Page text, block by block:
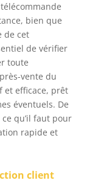
efficaces
GRANDE
MESURE 】 -
le
la
du
rotatif
m de
Il peut être
verticale
un plan
et un fil à
plan vertical
bien que
de cet
de vérifier
toute
vente du
et efficace, prêt
éventuels. De
qu’il faut pour
rapide et
client